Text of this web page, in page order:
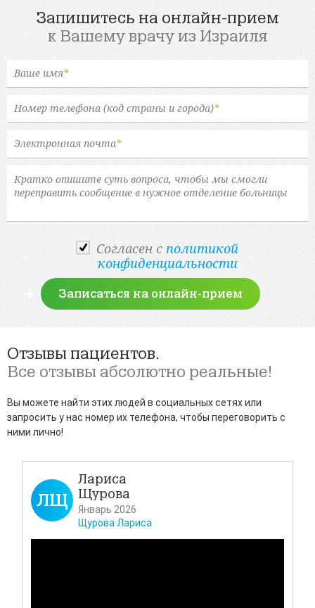
Запишитесь на онлайн-прием
к Вашему врачу из Израиля
Ваше имя*
Номер телефона (код страны и города)*
Электронная почта*
Cогласен с политикой
конфиденциальности
Отзывы пациентов.
Все отзывы абсолютно реальные!
Вы можете найти этих людей в социальных сетях или
запросить у нас номер их телефона, чтобы переговорить с
ними лично!
ЛЩ
Лариса
Щурова
Январь 2026
Щурова Лариса